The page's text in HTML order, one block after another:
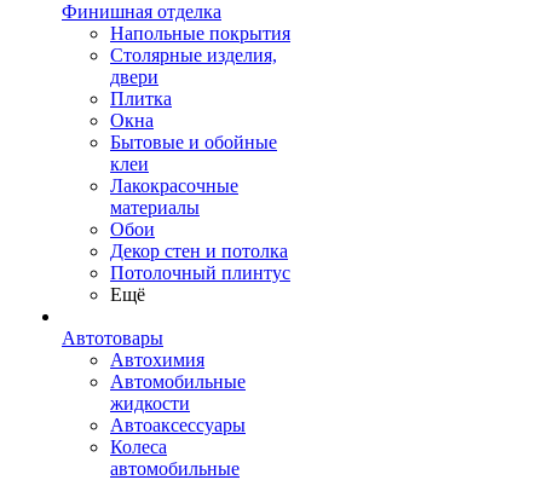
Финишная отделка
Напольные покрытия
Столярные изделия,
двери
Плитка
Окна
Бытовые и обойные
клеи
Лакокрасочные
материалы
Обои
Декор стен и потолка
Потолочный плинтус
Ещё
Автотовары
Автохимия
Автомобильные
жидкости
Автоаксессуары
Колеса
автомобильные